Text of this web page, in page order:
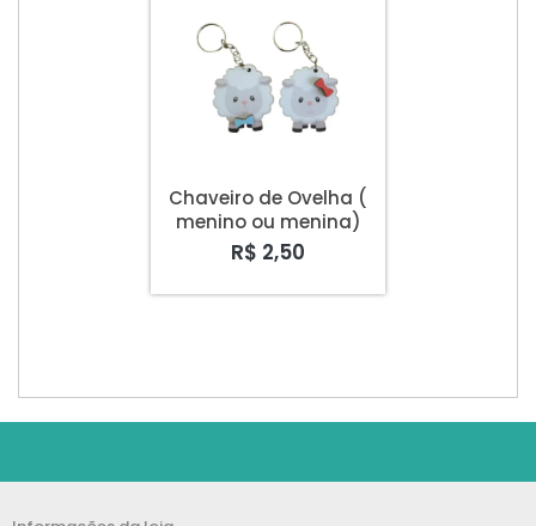
Chaveiro de Ovelha (
menino ou menina)
R$ 2,50